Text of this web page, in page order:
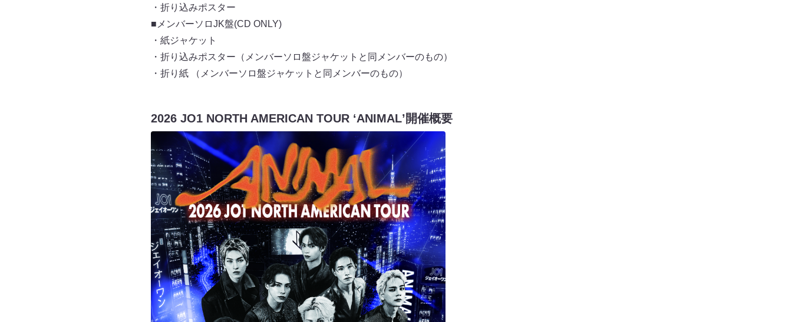
・折り込みポスター
■メンバーソロJK盤(CD ONLY)
・紙ジャケット
・折り込みポスター（メンバーソロ盤ジャケットと同メンバーのもの）
・折り紙 （メンバーソロ盤ジャケットと同メンバーのもの）
2026 JO1 NORTH AMERICAN TOUR ʻANIMALʼ開催概要